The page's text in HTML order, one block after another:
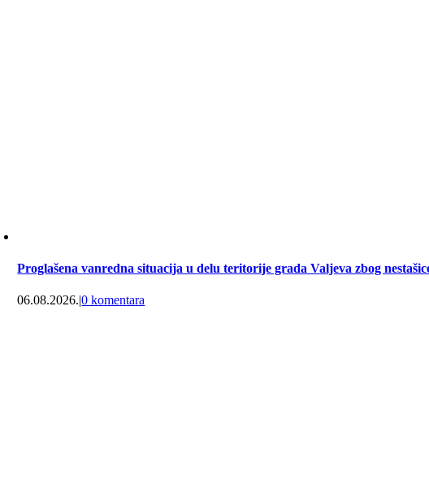
Proglašena vanredna situacija u delu teritorije grada Valjeva zbog
06.08.2026.|0 komentara